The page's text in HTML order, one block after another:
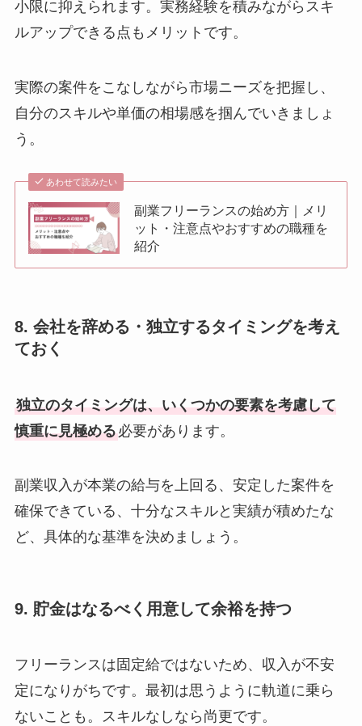
小限に抑えられます。実務経験を積みながらスキ
ルアップできる点もメリットです。
実際の案件をこなしながら市場ニーズを把握し、
自分のスキルや単価の相場感を掴んでいきましょ
う。
あわせて読みたい
副業フリーランスの始め方｜メリ
ット・注意点やおすすめの職種を
紹介
8. 会社を辞める・独立するタイミングを考え
ておく
独立のタイミングは、いくつかの要素を考慮して
慎重に見極める必要があります。
副業収入が本業の給与を上回る、安定した案件を
確保できている、十分なスキルと実績が積めたな
ど、具体的な基準を決めましょう。
9. 貯金はなるべく用意して余裕を持つ
フリーランスは固定給ではないため、収入が不安
定になりがちです。最初は思うように軌道に乗ら
ないことも。スキルなしなら尚更です。